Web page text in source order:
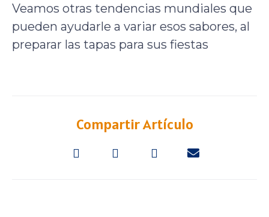
Veamos otras tendencias mundiales que
pueden ayudarle a variar esos sabores, al
preparar las tapas para sus fiestas
Compartir Artículo